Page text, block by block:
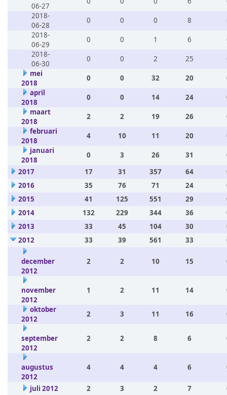
06-27
2018-
06-28
0 0 0 8
2018-
06-29
0 0 1 6
2018-
06-30
0 0 2 25
mei
2018
0 0 32 20
april
2018
0 0 14 24
maart
2018
2 2 19 26
februari
2018
4 10 11 20
januari
2018
0 3 26 31
2017
17 31 357 64
2016
35 76 71 24
2015
41 125 551 29
2014
132 229 344 36
2013
33 45 104 30
2012
33 39 561 33
december
2012
2 2 10 15
november
2012
1 2 11 14
oktober
2012
2 3 11 16
september
2012
2 2 8 6
augustus
2012
4 4 4 6
juli 2012 2 3 2 7